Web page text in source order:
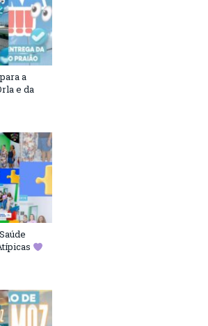
a
e da